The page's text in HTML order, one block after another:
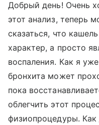
Добрый день! Очень
этот анализ, теперь
сказаться, что
характер, а просто
воспаления. Как я
бронхита может
пока
облегчить этот
физиопроцедуры. Как